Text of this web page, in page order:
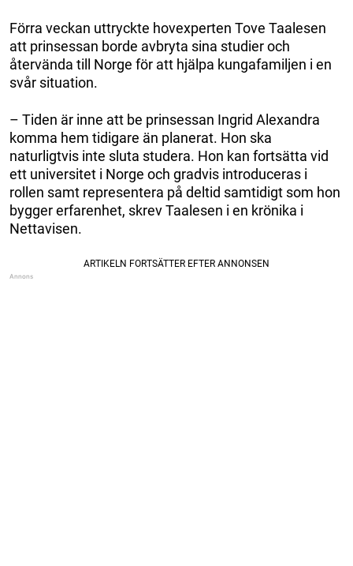
Förra veckan uttryckte hovexperten Tove Taalesen
att prinsessan borde avbryta sina studier och
återvända till Norge för att hjälpa kungafamiljen i en
svår situation.
– Tiden är inne att be prinsessan Ingrid Alexandra
komma hem tidigare än planerat. Hon ska
naturligtvis inte sluta studera. Hon kan fortsätta vid
ett universitet i Norge och gradvis introduceras i
rollen samt representera på deltid samtidigt som hon
bygger erfarenhet, skrev Taalesen i en krönika i
Nettavisen.